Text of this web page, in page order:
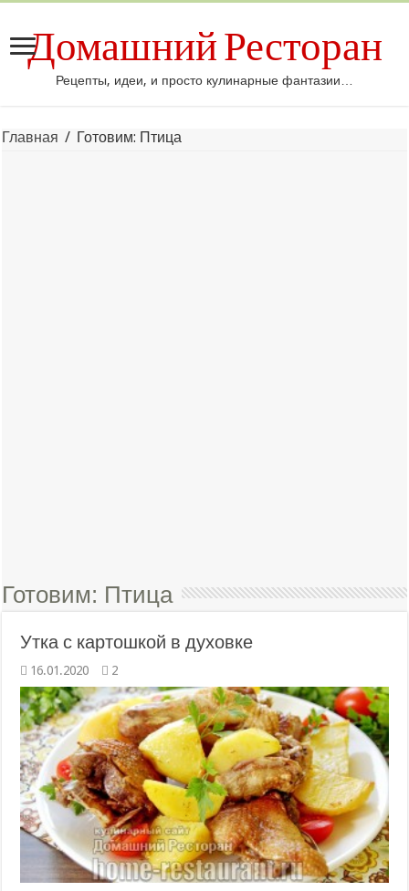
Домашний Ресторан
Рецепты, идеи, и просто кулинарные фантазии…
Главная / Готовим: Птица
Готовим: Птица
Утка с картошкой в духовке
16.01.2020 2